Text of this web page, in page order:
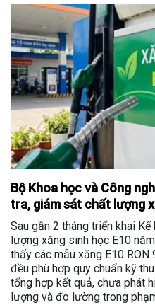
Bộ Khoa học và Công
tra, giám sát chất lượng
Sau gần 2 tháng triển khai
lượng xăng sinh học E10
thấy các mẫu xăng E10
đều phù hợp quy chuẩn kỹ
tổng hợp kết quả, chưa phát
lượng và đo lường trong